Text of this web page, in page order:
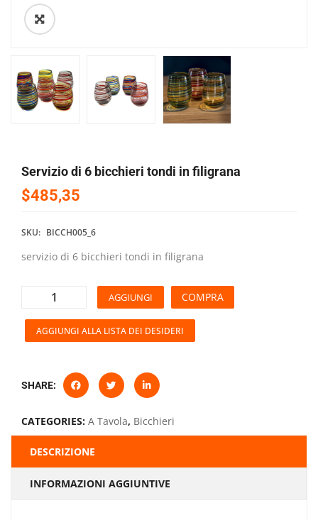
🔍
servizio di 6 bicchieri tondi in filigrana
$485,35
SKU: BICCH005_6
servizio di 6 bicchieri tondi in filigrana
AGGIUNGI COMPRA
AGGIUNGI ALLA LISTA DEI DESIDERI
SHARE:
CATEGORIES: A Tavola, Bicchieri
DESCRIZIONE
INFORMAZIONI AGGIUNTIVE